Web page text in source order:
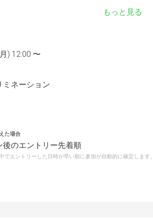
もっと見る
) 12:00 〜
ミネーション
た場合
後のエントリー先着順
でエントリーした日時が早い順に参加が自動的に確定します。